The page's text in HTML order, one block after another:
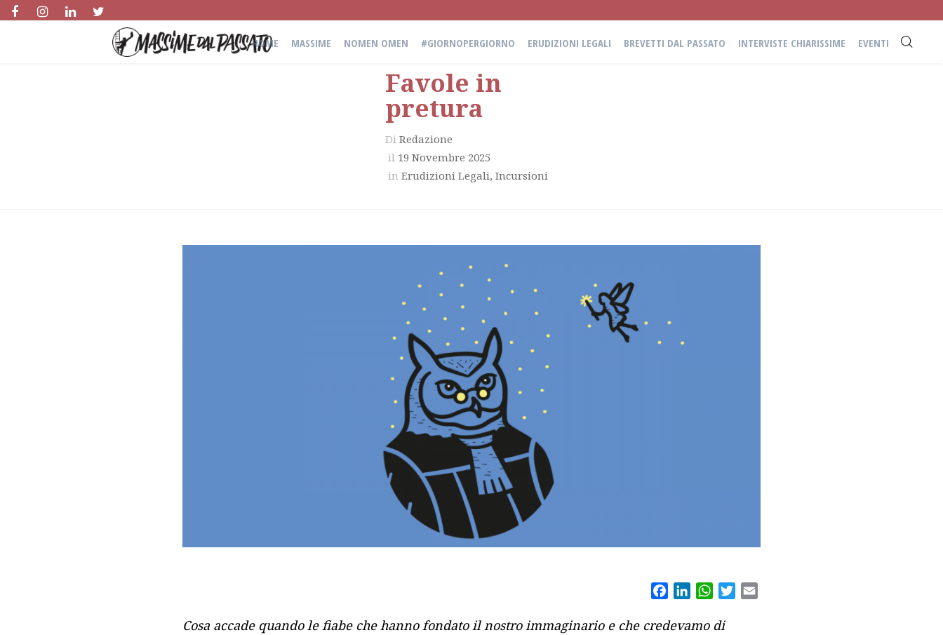
HOME MASSIME NOMEN OMEN #GIORNOPERGIORNO ERUDIZIONI LEGALI BREVETTI DAL PASSATO INTERVISTE CHIARISSIME EVENTI
Favole in
pretura
Di Redazione
il 19 Novembre 2025
in Erudizioni Legali, Incursioni
FacebookLinkedInWhatsApp
Twitter
Cosa accade quando le fiabe che hanno fondato il nostro immaginario e che credevamo di